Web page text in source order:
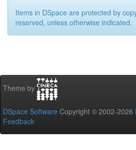
Items in DSpace are protected by
reserved, unless otherwise indicated.
Theme by
DSpace Software Copyright © 2002-2026
Feedback